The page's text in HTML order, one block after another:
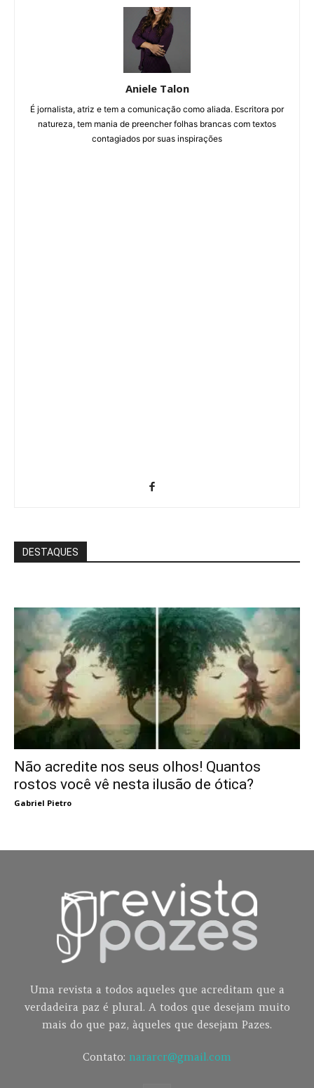
Aniele Talon
É jornalista, atriz e tem a comunicação como aliada. Escritora por
natureza, tem mania de preencher folhas brancas com textos
contagiados por suas inspirações
DESTAQUES
Não acredite nos seus olhos! Quantos
rostos você vê nesta ilusão de ótica?
Gabriel Pietro
Uma revista a todos aqueles que acreditam que a
verdadeira paz é plural. A todos que desejam muito
mais do que paz, àqueles que desejam Pazes.
Contato: nararcr@gmail.com